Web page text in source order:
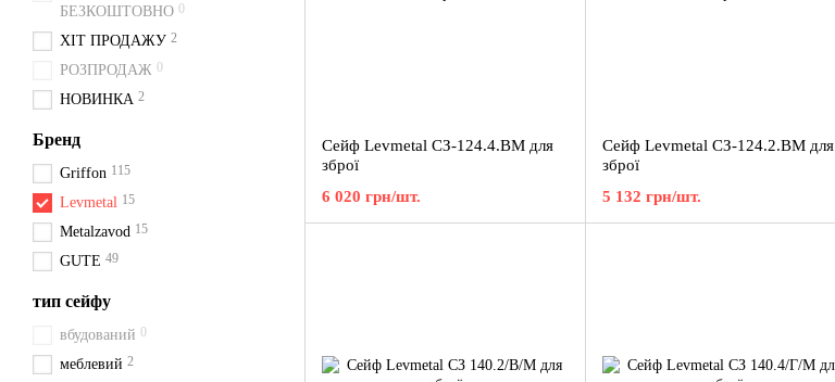
Сейф Levmetal СЗ-124.4.ВМ для
зброї
6 020 грн/шт.
Сейф Levmetal СЗ-124.2.ВМ для
зброї
5 132 грн/шт.
БЕЗКОШТОВНО 0
ХІТ ПРОДАЖУ 2
РОЗПРОДАЖ 0
НОВИНКА 2
Бренд
Griffon 115
Levmetal 15
Metalzavod 15
GUTE 49
тип сейфу
вбудований 0
меблевий 2